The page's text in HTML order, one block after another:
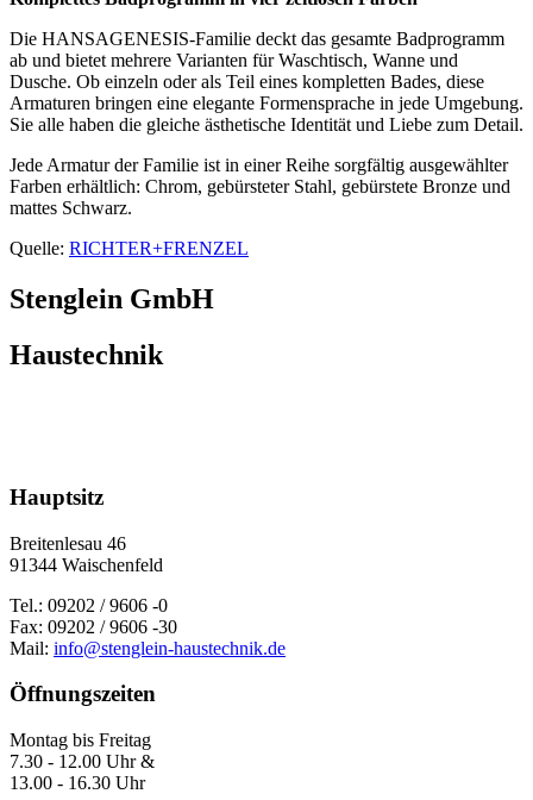
Die HANSAGENESIS-Familie deckt das gesamte Badprogramm
ab und bietet mehrere Varianten für Waschtisch, Wanne und
Dusche. Ob einzeln oder als Teil eines kompletten Bades, diese
Armaturen bringen eine elegante Formensprache in jede Umgebung.
Sie alle haben die gleiche ästhetische Identität und Liebe zum Detail.
Jede Armatur der Familie ist in einer Reihe sorgfältig ausgewählter
Farben erhältlich: Chrom, gebürsteter Stahl, gebürstete Bronze und
mattes Schwarz.
Quelle: RICHTER+FRENZEL
Stenglein GmbH
Haustechnik
Hauptsitz
Breitenlesau 46
91344 Waischenfeld
Tel.: 09202 / 9606 -0
Fax: 09202 / 9606 -30
Mail: info@stenglein-haustechnik.de
Öffnungszeiten
Montag bis Freitag
7.30 - 12.00 Uhr &
13.00 - 16.30 Uhr